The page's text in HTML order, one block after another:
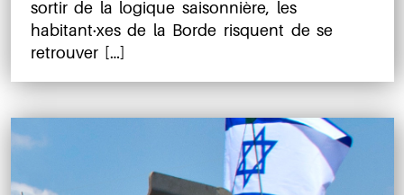
sortir de la logique saisonnière, les
habitant·xes de la Borde risquent de se
retrouver […]